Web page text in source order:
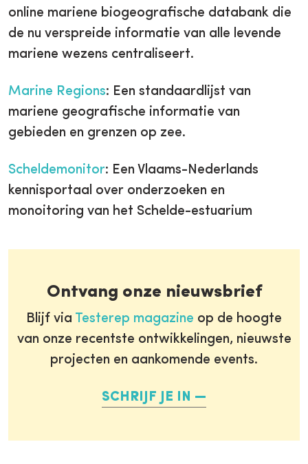
online mariene biogeografische databank die
de nu verspreide informatie van alle levende
mariene wezens centraliseert.
Marine Regions: Een standaardlijst van
mariene geografische informatie van
gebieden en grenzen op zee.
Scheldemonitor: Een Vlaams-Nederlands
kennisportaal over onderzoeken en
monoitoring van het Schelde-estuarium
Ontvang onze nieuwsbrief
Blijf via Testerep magazine op de hoogte
van onze recentste ontwikkelingen, nieuwste
projecten en aankomende events.
SCHRIJF JE IN